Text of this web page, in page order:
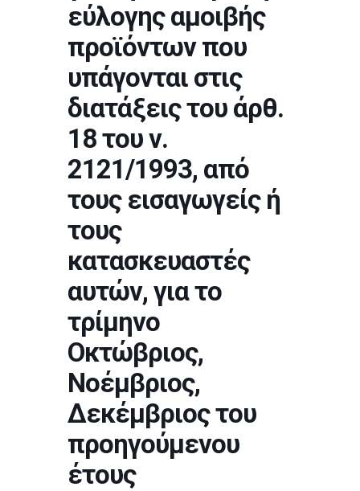
εύλογης αμοιβής
προϊόντων που
υπάγονται στις
διατάξεις του άρθ.
18 του ν.
2121/1993, από
τους εισαγωγείς ή
τους
κατασκευαστές
αυτών, για το
τρίμηνο
Οκτώβριος,
Νοέμβριος,
Δεκέμβριος του
προηγούμενου
έτους